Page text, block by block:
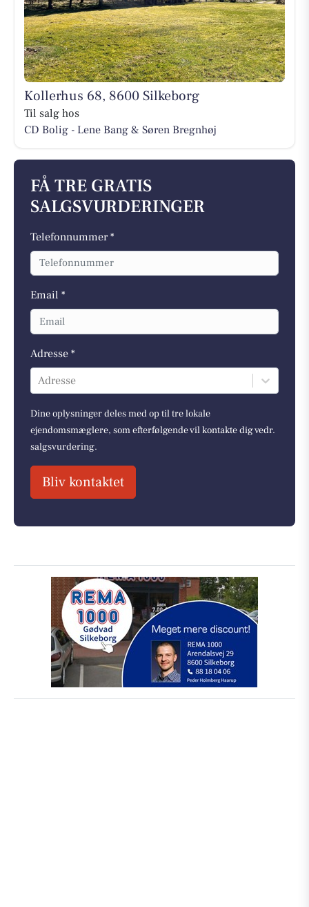
Kollerhus 68, 8600 Silkeborg
Til salg hos
CD Bolig - Lene Bang & Søren Bregnhøj
FÅ TRE GRATIS
SALGSVURDERINGER
Telefonnummer *
Email *
Adresse *
Adresse
Dine oplysninger deles med op til tre lokale
ejendomsmæglere, som efterfølgende vil kontakte dig vedr.
salgsvurdering.
Bliv kontaktet